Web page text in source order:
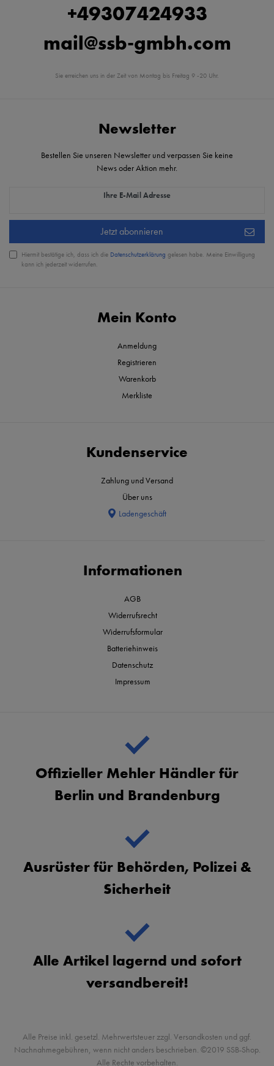
+49307424933
mail@ssb-gmbh.com
Sie erreichen uns in der Zeit von Montag bis Freitag 9 -20 Uhr.
Mein Konto
Anmeldung
Registrieren
Warenkorb
Merkliste
Kundenservice
Zahlung und Versand
Über uns
Ladengeschäft
Informationen
AGB
Widerrufsrecht
Widerrufsformular
Batteriehinweis
Datenschutz
Impressum
Newsletter
Bestellen Sie unseren Newsletter und verpassen Sie keine
News oder Aktion mehr.
Ihre E-Mail Adresse
Newsletter Honig
Jetzt abonnieren
Hiermit bestätige ich, dass ich die Daten­schutz­erklärung gelesen habe. Meine Einwilligung
kann ich jederzeit widerrufen.
Offizieller Mehler Händler für
Berlin und Brandenburg
Ausrüster für Behörden, Polizei &
Sicherheit
Alle Artikel lagernd und sofort
versandbereit!
Alle Preise inkl. gesetzl. Mehrwertsteuer zzgl. Versandkosten und ggf.
Nachnahmegebühren, wenn nicht anders beschrieben. ©2019 SSB-Shop.
Alle Rechte vorbehalten.